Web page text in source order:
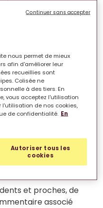
disposent d’un droit
en œuvre à
et leurs proches
s’engagent à :
personnellement,
à :
et proches, de
associé
nous permet de mieux
afin d'améliorer leur
recueillies sont
Colisée ne
à des tiers. En
vous acceptez l'utilisation
l'utilisation de nos cookies,
de confidentialité. En
Autoriser tous les
cookies
Continuer sans accepter